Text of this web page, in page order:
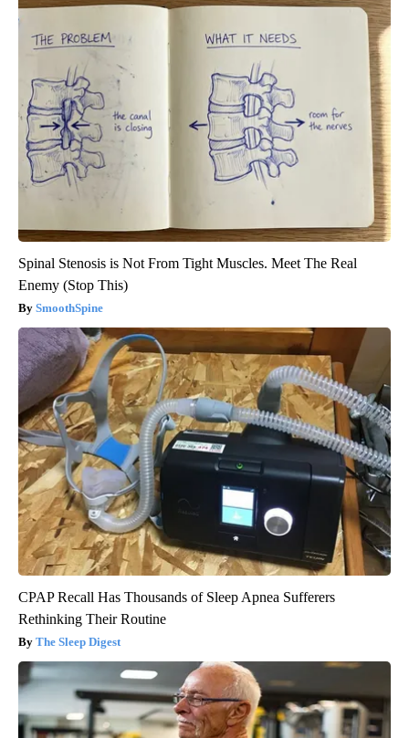
Spinal Stenosis is Not From Tight Muscles. Meet The Real
Enemy (Stop This)
SmoothSpine
CPAP Recall Has Thousands of Sleep Apnea Sufferers
Rethinking Their Routine
The Sleep Digest